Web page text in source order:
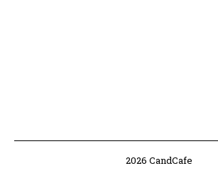
2026 CandCafe